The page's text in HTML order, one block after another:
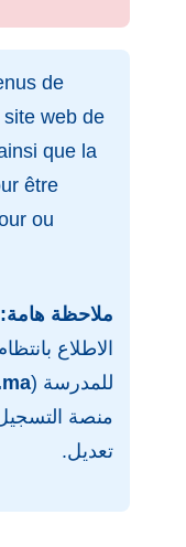
de
web de
que la
être
ou
ملاحظة هامة:
الاطلاع
للمدرسة (
منصة
تعديل.